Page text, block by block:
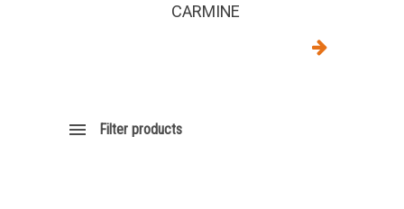
CARMINE
Filter products